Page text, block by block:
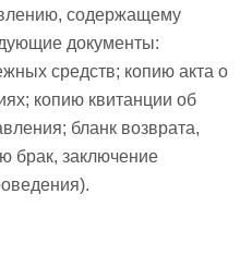
содержащему
документы:
средств; копию акта о
копию квитанции об
бланк возврата,
брак, заключение